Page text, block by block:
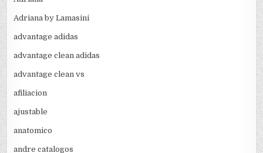
Adriana by Lamasini
advantage adidas
advantage clean adidas
advantage clean vs
afiliacion
ajustable
anatomico
andre catalogos